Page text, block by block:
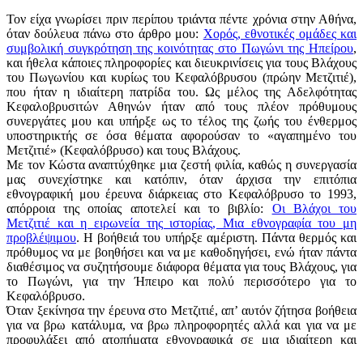
Τον είχα γνωρίσει πριν περίπου τριάντα πέντε χρόνια στην Αθήνα,
όταν δούλευα πάνω στο άρθρο μου: Χορός, εθνοτικές ομάδες και
συμβολική συγκρότηση της κοινότητας στο Πωγώνι της Ηπείρου,
και ήθελα κάποιες πληροφορίες και διευκρινίσεις για τους Βλάχους
του Πωγωνίου και κυρίως του Κεφαλόβρυσου (πρώην Μετζιτιέ),
που ήταν η ιδιαίτερη πατρίδα του. Ως μέλος της Αδελφότητας
Κεφαλοβρυσιτών Αθηνών ήταν από τους πλέον πρόθυμους
συνεργάτες μου και υπήρξε ως το τέλος της ζωής του ένθερμος
υποστηρικτής σε όσα θέματα αφορούσαν το «αγαπημένο του
Μετζιτιέ» (Κεφαλόβρυσο) και τους Βλάχους.
Με τον Κώστα αναπτύχθηκε μια ζεστή φιλία, καθώς η συνεργασία
μας συνεχίστηκε και κατόπιν, όταν άρχισα την επιτόπια
εθνογραφική μου έρευνα διάρκειας στο Κεφαλόβρυσο το 1993,
απόρροια της οποίας αποτελεί και το βιβλίο: Οι Βλάχοι του
Μετζιτιέ και η ειρωνεία της ιστορίας, Μια εθνογραφία του μη
προβλέψιμου. Η βοήθειά του υπήρξε αμέριστη. Πάντα θερμός και
πρόθυμος να με βοηθήσει και να με καθοδηγήσει, ενώ ήταν πάντα
διαθέσιμος να συζητήσουμε διάφορα θέματα για τους Βλάχους, για
το Πωγώνι, για την Ήπειρο και πολύ περισσότερο για το
Κεφαλόβρυσο.
Όταν ξεκίνησα την έρευνα στο Μετζιτιέ, απ’ αυτόν ζήτησα βοήθεια
για να βρω κατάλυμα, να βρω πληροφορητές αλλά και για να με
προφυλάξει από ατοπήματα εθνογραφικά σε μια ιδιαίτερη και